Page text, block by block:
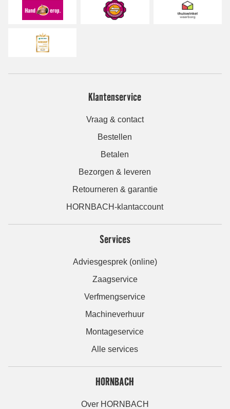
Klantenservice
Vraag & contact
Bestellen
Betalen
Bezorgen & leveren
Retourneren & garantie
HORNBACH-klantaccount
Services
Adviesgesprek (online)
Zaagservice
Verfmengservice
Machineverhuur
Montageservice
Alle services
HORNBACH
Over HORNBACH